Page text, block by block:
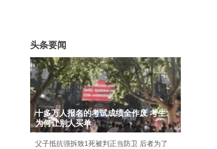
头条要闻
十多万人报名的考试成绩全作废 考生:
为何让别人买单
父子抵抗强拆致1死被判正当防卫 后者为了